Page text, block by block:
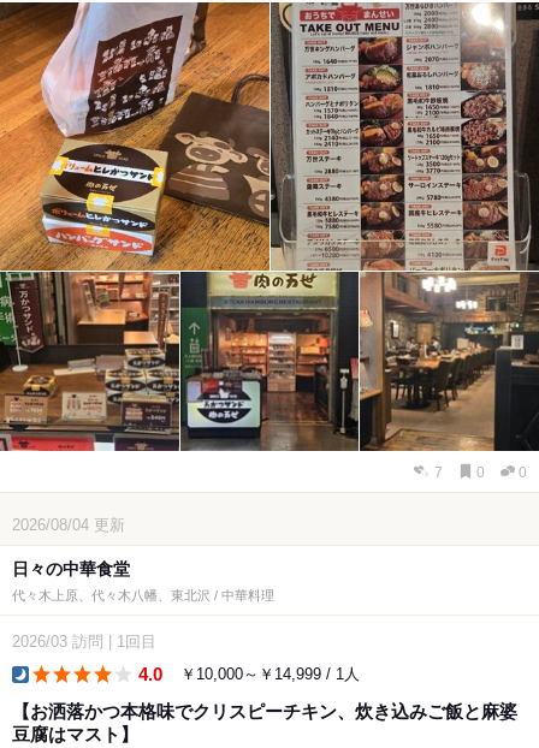
7 0 0
2026/08/04 更新
日々の中華食堂
代々木上原、代々木八幡、東北沢 / 中華料理
2026/03 訪問 1回目
4.0 ￥10,000～￥14,999 / 1人
【お洒落かつ本格味でクリスピーチキン、炊き込みご飯と麻婆
豆腐はマスト】